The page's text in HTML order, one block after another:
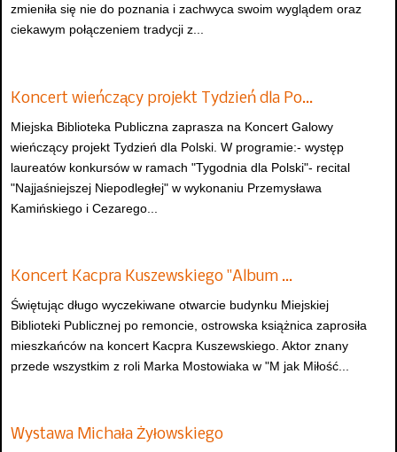
zmieniła się nie do poznania i zachwyca swoim wyglądem oraz
ciekawym połączeniem tradycji z...
Koncert wieńczący projekt Tydzień dla Po…
Miejska Biblioteka Publiczna zaprasza na Koncert Galowy
wieńczący projekt Tydzień dla Polski. W programie:- występ
laureatów konkursów w ramach "Tygodnia dla Polski"- recital
"Najjaśniejszej Niepodległej" w wykonaniu Przemysława
Kamińskiego i Cezarego...
Koncert Kacpra Kuszewskiego "Album …
Świętując długo wyczekiwane otwarcie budynku Miejskiej
Biblioteki Publicznej po remoncie, ostrowska książnica zaprosiła
mieszkańców na koncert Kacpra Kuszewskiego. Aktor znany
przede wszystkim z roli Marka Mostowiaka w "M jak Miłość...
Wystawa Michała Żyłowskiego